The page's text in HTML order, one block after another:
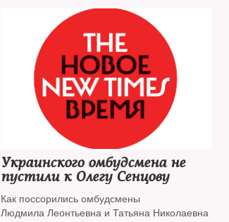
Украинского омбудсмена не
пустили к Олегу Сенцову
Как поссорились омбудсмены
Людмила Леонтьевна и Татьяна Николаевна